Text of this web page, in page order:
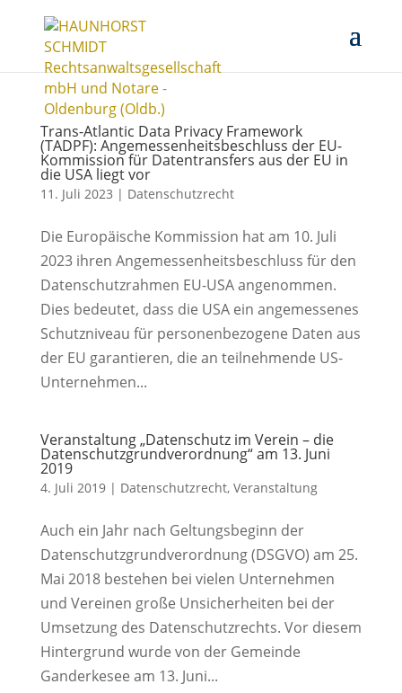
Trans-Atlantic Data Privacy Framework
(TADPF): Angemessenheitsbeschluss der EU-
Kommission für Datentransfers aus der EU in
die USA liegt vor
11. Juli 2023 | Datenschutzrecht
Die Europäische Kommission hat am 10. Juli
2023 ihren Angemessenheitsbeschluss für den
Datenschutzrahmen EU-USA angenommen.
Dies bedeutet, dass die USA ein angemessenes
Schutzniveau für personenbezogene Daten aus
der EU garantieren, die an teilnehmende US-
Unternehmen...
Veranstaltung „Datenschutz im Verein – die
Datenschutzgrundverordnung“ am 13. Juni
2019
4. Juli 2019| Datenschutzrecht, Veranstaltung
Auch ein Jahr nach Geltungsbeginn der
Datenschutzgrundverordnung (DSGVO) am 25.
Mai 2018 bestehen bei vielen Unternehmen
und Vereinen große Unsicherheiten bei der
Umsetzung des Datenschutzrechts. Vor diesem
Hintergrund wurde von der Gemeinde
Ganderkesee am 13. Juni...